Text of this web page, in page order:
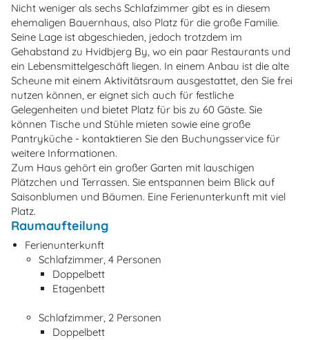
Nicht weniger als sechs Schlafzimmer gibt es in diesem
ehemaligen Bauernhaus, also Platz für die große Familie.
Seine Lage ist abgeschieden, jedoch trotzdem im
Gehabstand zu Hvidbjerg By, wo ein paar Restaurants und
ein Lebensmittelgeschäft liegen. In einem Anbau ist die alte
Scheune mit einem Aktivitätsraum ausgestattet, den Sie frei
nutzen können, er eignet sich auch für festliche
Gelegenheiten und bietet Platz für bis zu 60 Gäste. Sie
können Tische und Stühle mieten sowie eine große
Pantryküche - kontaktieren Sie den Buchungsservice für
weitere Informationen.
Zum Haus gehört ein großer Garten mit lauschigen
Plätzchen und Terrassen. Sie entspannen beim Blick auf
Saisonblumen und Bäumen. Eine Ferienunterkunft mit viel
Platz.
Raumaufteilung
Ferienunterkunft
Schlafzimmer, 4 Personen
Doppelbett
Etagenbett
Schlafzimmer, 2 Personen
Doppelbett